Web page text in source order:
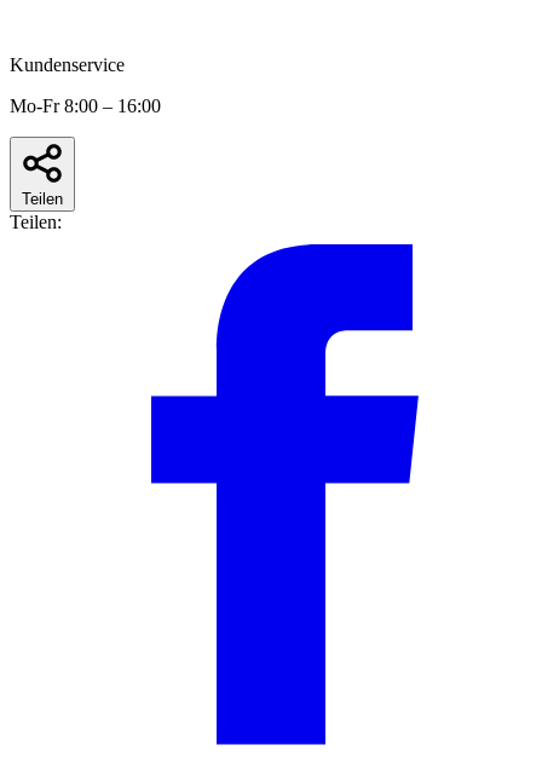
Kundenservice
Mo-Fr 8:00 – 16:00
Teilen
Teilen: